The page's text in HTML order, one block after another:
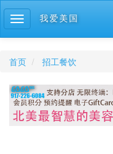
Toggle
navigation
我爱美国
首页 招工餐饮